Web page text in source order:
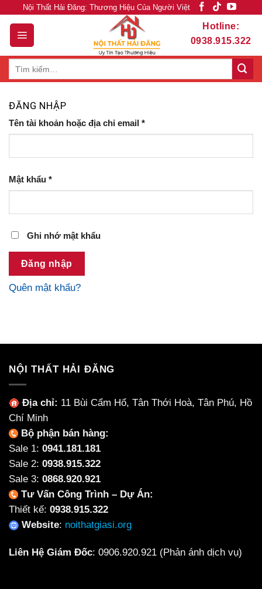
content
Nội Thất Hải Đăng: Thương Hiệu Của Người Việt
Hotline:
0938.915.322
ĐĂNG NHẬP
Tên tài khoản hoặc địa chỉ email *
Mật khẩu *
Ghi nhớ mật khẩu
Đăng nhập
Quên mật khẩu?
NỘI THẤT HẢI ĐĂNG
Địa chỉ: 11 Bùi Cẩm Hổ, Tân Thới Hoà, Tân Phú, Hồ
Chí Minh
Bộ phận bán hàng:
Sale 1: 0941.181.181
Sale 2: 0938.915.322
Sale 3: 0868.920.921
Tư Vấn Công Trình – Dự Án:
Thiết kế: 0938.915.322
Website: noithatgiasi.org
Liên Hệ Giám Đốc: 0906.920.921 (Phản ánh dịch vụ)